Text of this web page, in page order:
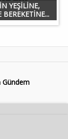
YEŞİLİNE,
BEREKETİNE...
Gündem